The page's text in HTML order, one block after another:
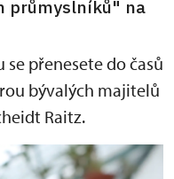
průmyslníků" na
se přenesete do časů
bývalých majitelů
Raitz.